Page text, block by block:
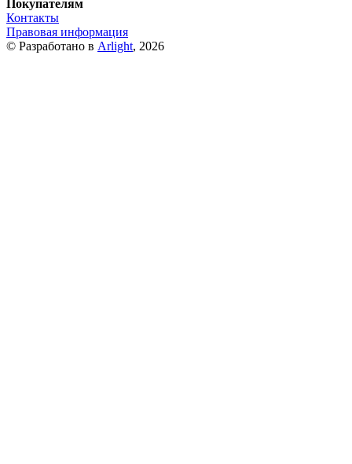
Покупателям
Контакты
Правовая информация
© Разработано в Arlight, 2026